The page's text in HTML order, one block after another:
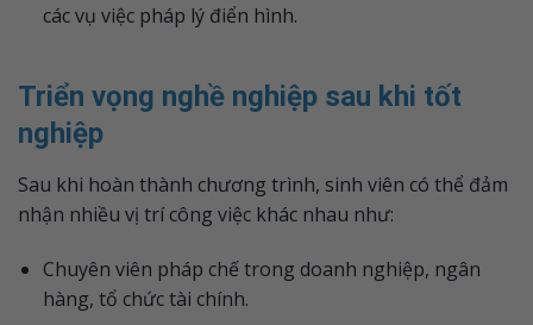
các vụ việc pháp lý điển hình.
Triển vọng nghề nghiệp sau khi tốt
nghiệp
Sau khi hoàn thành chương trình, sinh viên có thể đảm
nhận nhiều vị trí công việc khác nhau như:
Chuyên viên pháp chế trong doanh nghiệp, ngân
hàng, tổ chức tài chính.